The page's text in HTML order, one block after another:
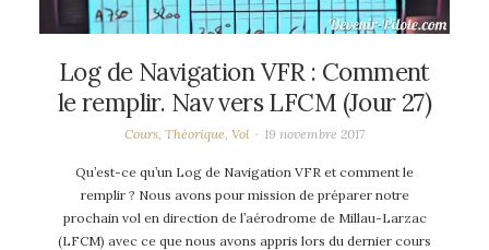
Log de Navigation VFR : Comment
le remplir. Nav vers LFCM (Jour 27)
Cours ,Théorique ,Vol 19 novembre 2017
Qu’est-ce qu’un Log de Navigation VFR et comment le
remplir ? Nous avons pour mission de préparer notre
prochain vol en direction de l’aérodrome de Millau-Larzac
(LFCM) avec ce que nous avons appris lors du dernier cours